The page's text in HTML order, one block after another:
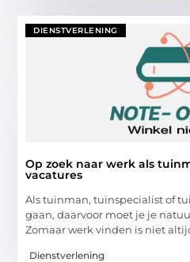
DIENSTVERLENING
Op zoek naar werk als
vacatures
Als tuinman, tuinspecialist of
gaan, daarvoor moet je je
Zomaar werk vinden is niet
Dienstverlening